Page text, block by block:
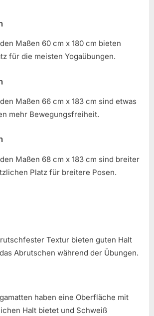
Maßen 60 cm x 180 cm bieten
für die meisten Yogaübungen.
Maßen 66 cm x 183 cm sind etwas
mehr Bewegungsfreiheit.
Maßen 68 cm x 183 cm sind breiter
Platz für breitere Posen.
Textur bieten guten Halt
Abrutschen während der Übungen.
haben eine Oberfläche mit
Halt bietet und Schweiß